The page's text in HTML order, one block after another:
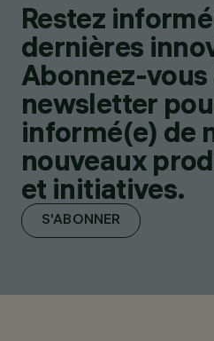
Restez
dernières
Abonnez-vous
newsletter
informé(e) de
nouveaux
et initiatives.
S'ABONNER